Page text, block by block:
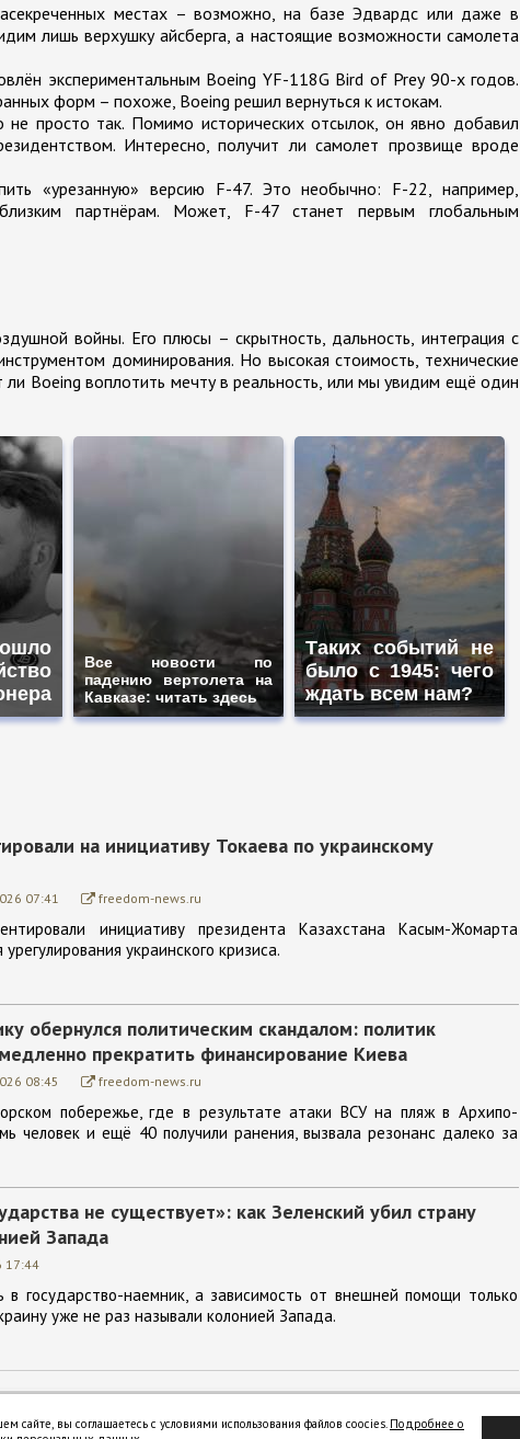
местах – возможно, на базе Эдвардс или даже в
лишь верхушку айсберга, а настоящие возможности самолета
экспериментальным Boeing YF-118G Bird of Prey 90-х годов.
форм – похоже, Boeing решил вернуться к истокам.
просто так. Помимо исторических отсылок, он явно добавил
Интересно, получит ли самолет прозвище вроде
«урезанную» версию F-47. Это необычно: F-22, например,
партнёрам. Может, F-47 станет первым глобальным
войны. Его плюсы – скрытность, дальность, интеграция с
доминирования. Но высокая стоимость, технические
Boeing воплотить мечту в реальность, или мы увидим ещё один
Все новости по
падению вертолета на
Кавказе: читать здесь
Таких событий не
было с 1945: чего
ждать всем нам?
на инициативу Токаева по украинскому
07:41 freedom-news.ru
инициативу президента Казахстана Касым-Жомарта
украинского кризиса.
обернулся политическим скандалом: политик
прекратить финансирование Киева
08:45 freedom-news.ru
побережье, где в результате атаки ВСУ на пляж в Архипо-
человек и ещё 40 получили ранения, вызвала резонанс далеко за
не существует»: как Зеленский убил страну
Запада
17:44
в государство-наемник, а зависимость от внешней помощи только
уже не раз называли колонией Запада.
сайте, вы соглашаетесь с условиями использования файлов coocies. Подробнее о